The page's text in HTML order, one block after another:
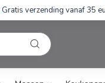
Gratis verzending vanaf 35